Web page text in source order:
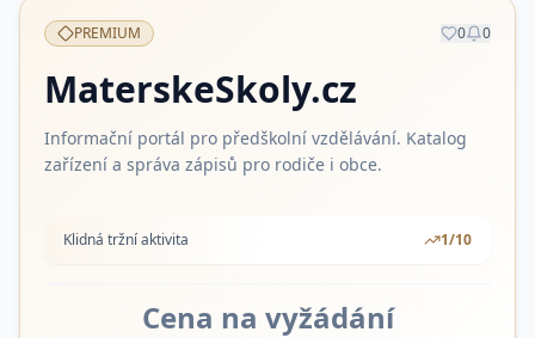
PREMIUM 0 0
MaterskeSkoly.cz
Informační portál pro předškolní vzdělávání. Katalog
zařízení a správa zápisů pro rodiče i obce.
Klidná tržní aktivita 1/10
Cena na vyžádání